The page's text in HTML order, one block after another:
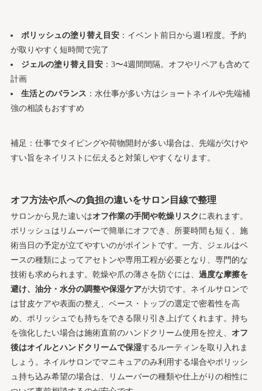
ポリッシュの塗り替え目安 ：イベント前日から週1程度。予約
が取りやすく短時間で完了
ジェルの塗り替え目安 ：3〜4週間間隔。オフやリペアも含めて
計画
生活とのバランス ：水仕事が多い方はショートネイルや先端補
強の相談もおすすめ
補足：仕事でタイピングや荷物開封が多い場合は、先端が欠けや
すい旨をネイリストに伝えると対策しやすくなります。
オフ方法や爪への負担の違いをサロン目線で整理
サロンから見た違いはオフ作業の手間や乾燥リスク に表れます。
ポリッシュはリムーバーで簡単にオフでき、所要時間も短く、施
術当日の予定が立てやすいのがポイントです。一方、ジェルはベ
ースの種類によってアセトンや専用工程が必要となり、専門的な
技術も求められます。乾燥や爪の薄さを防ぐには、 過度な摩擦を
避け、油分・水分の調整や保湿ケアが大切です。ネイルサロンで
は甘皮ケアや表面の整え、ベース・トップの選定で密着性を高
め、ポリッシュでも持ちをできる限り引き上げてくれます。持ち
を強化したい場合は施術直前のハンドクリーム使用を控え、 オフ
後はオイルとハンドクリームで保湿するルーティンを取り入れま
しょう。ネイルサロンでマニキュアのみ利用する場合やポリッシ
ュ持ち込み希望の場合は、リムーバーの種類や仕上がりの相性に